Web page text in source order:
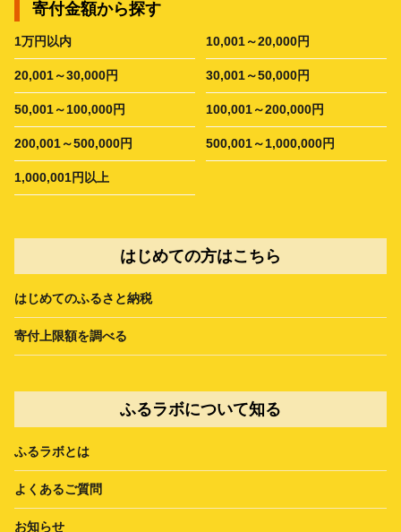
寄付金額から探す
1万円以内 10,001～20,000円
20,001～30,000円 30,001～50,000円
50,001～100,000円 100,001～200,000円
200,001～500,000円 500,001～1,000,000円
1,000,001円以上
はじめての方はこちら
はじめてのふるさと納税
寄付上限額を調べる
ふるラボについて知る
ふるラボとは
よくあるご質問
お知らせ